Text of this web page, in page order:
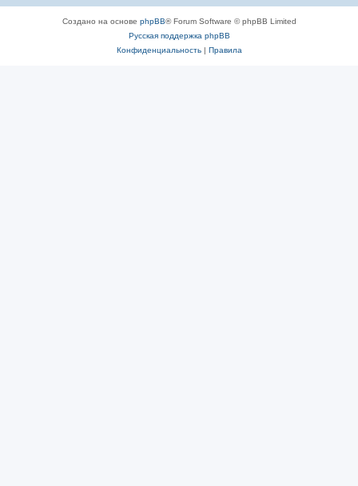
Создано на основе phpBB® Forum Software © phpBB Limited
Русская поддержка phpBB
Конфиденциальность| Правила